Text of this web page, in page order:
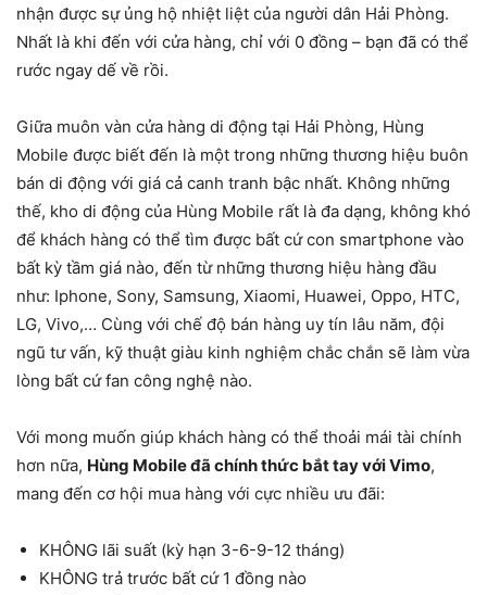
nhận được sự ủng hộ nhiệt liệt của người dân Hải Phòng.
Nhất là khi đến với cửa hàng, chỉ với 0 đồng – bạn đã có thể
rước ngay dế về rồi.
Giữa muôn vàn cửa hàng di động tại Hải Phòng, Hùng
Mobile được biết đến là một trong những thương hiệu buôn
bán di động với giá cả canh tranh bậc nhất. Không những
thế, kho di động của Hùng Mobile rất là đa dạng, không khó
để khách hàng có thể tìm được bất cứ con smartphone vào
bất kỳ tầm giá nào, đến từ những thương hiệu hàng đầu
như: Iphone, Sony, Samsung, Xiaomi, Huawei, Oppo, HTC,
LG, Vivo,… Cùng với chế độ bán hàng uy tín lâu năm, đội
ngũ tư vấn, kỹ thuật giàu kinh nghiệm chắc chắn sẽ làm vừa
lòng bất cứ fan công nghệ nào.
Với mong muốn giúp khách hàng có thể thoải mái tài chính
hơn nữa, Hùng Mobile đã chính thức bắt tay với Vimo,
mang đến cơ hội mua hàng với cực nhiều ưu đãi:
KHÔNG lãi suất (kỳ hạn 3-6-9-12 tháng)
KHÔNG trả trước bất cứ 1 đồng nào